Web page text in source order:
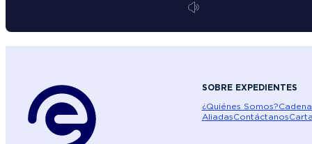
SOBRE EXPEDIENTES
¿Quiénes Somos?
AliadasContáctanos